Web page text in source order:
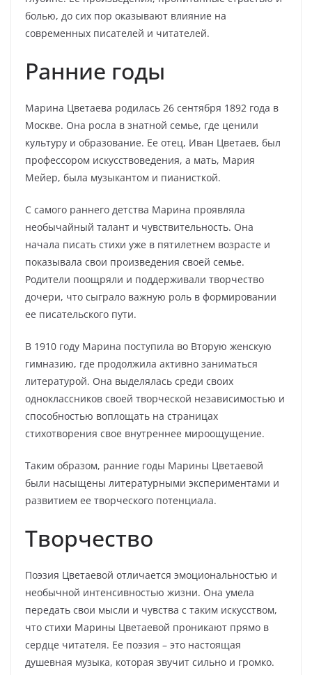
болью, до сих пор оказывают влияние на
современных писателей и читателей.
Ранние годы
Марина Цветаева родилась 26 сентября 1892 года в
Москве. Она росла в знатной семье, где ценили
культуру и образование. Ее отец, Иван Цветаев, был
профессором искусствоведения, а мать, Мария
Мейер, была музыкантом и пианисткой.
С самого раннего детства Марина проявляла
необычайный талант и чувствительность. Она
начала писать стихи уже в пятилетнем возрасте и
показывала свои произведения своей семье.
Родители поощряли и поддерживали творчество
дочери, что сыграло важную роль в формировании
ее писательского пути.
В 1910 году Марина поступила во Вторую женскую
гимназию, где продолжила активно заниматься
литературой. Она выделялась среди своих
одноклассников своей творческой независимостью и
способностью воплощать на страницах
стихотворения свое внутреннее мироощущение.
Таким образом, ранние годы Марины Цветаевой
были насыщены литературными экспериментами и
развитием ее творческого потенциала.
Творчество
Поэзия Цветаевой отличается эмоциональностью и
необычной интенсивностью жизни. Она умела
передать свои мысли и чувства с таким искусством,
что стихи Марины Цветаевой проникают прямо в
сердце читателя. Ее поэзия – это настоящая
душевная музыка, которая звучит сильно и громко.